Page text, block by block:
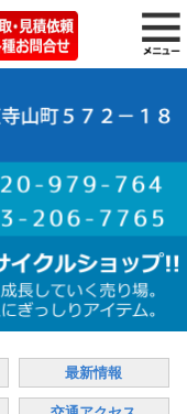
最新情報